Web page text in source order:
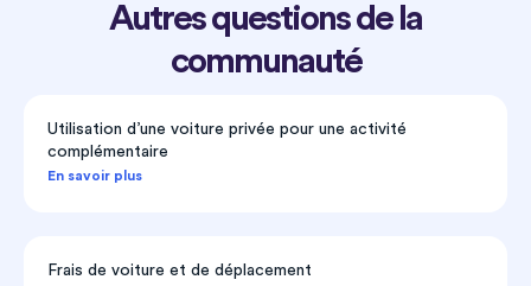
Autres questions de la
communauté
Utilisation d’une voiture privée pour une activité
complémentaire
En savoir plus
Frais de voiture et de déplacement